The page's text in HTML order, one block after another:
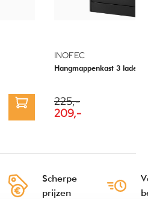
INOFEC
Hangmappenkast 3 laden
225,-
209,-
Scherpe
prijzen